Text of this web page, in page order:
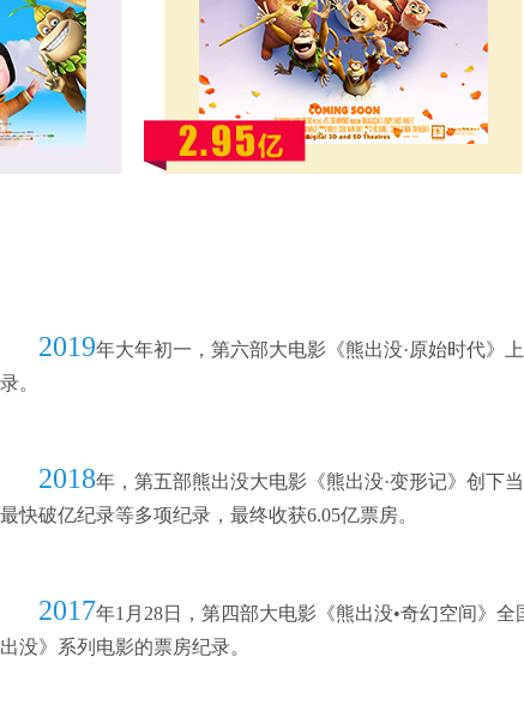
2019年大年初一，第六部大电影《熊出没·原始时代》
录。
2018年，第五部熊出没大电影《熊出没·变形记》创下
最快破亿纪录等多项纪录，最终收获6.05亿票房。
2017年1月28日，第四部大电影《熊出没•奇幻空间》
出没》系列电影的票房纪录。